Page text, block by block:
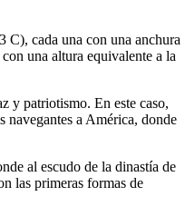
C), cada una con una anchura
una altura equivalente a la
y patriotismo. En este caso,
a América, donde
al escudo de la dinastía de
las primeras formas de